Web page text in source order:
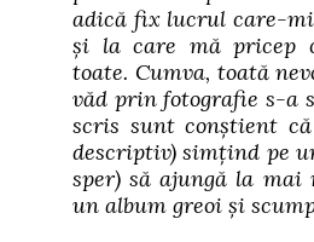
adică fix lucrul care-
și la care mă pricep
toate. Cumva, toată
văd prin fotografie s-a
scris sunt conștient
descriptiv) simțind pe
sper) să ajungă la
un album greoi și